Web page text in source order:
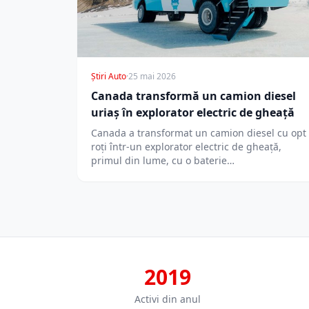
Știri Auto·25 mai 2026
Canada transformă un camion diesel
uriaș în explorator electric de gheață
Canada a transformat un camion diesel cu opt
roți într-un explorator electric de gheață,
primul din lume, cu o baterie…
2019
Activi din anul